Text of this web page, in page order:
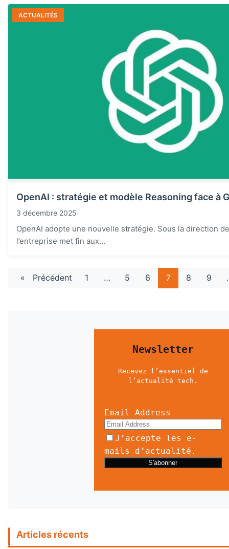
ACTUALITÉS
OpenAI : stratégie et modèle Reasoning face à
3 décembre 2025
OpenAI adopte une nouvelle stratégie. Sous la direction
l’entreprise met fin aux...
« Précédent 1 … 5 6 7 8 9
Newsletter
Recevez l’essentiel de
l’actualité tech.
Email Address
J’accepte les e-
mails d’actualité.
Articles récents